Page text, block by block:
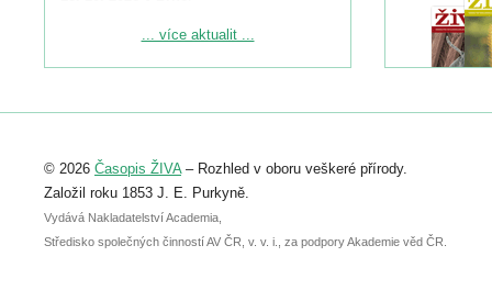
Podrobnější informace ke konferenci
Registrovat se můžete do 6. září.
abstraktu přihlášené přednášky nebo
posteru je už 30. června.
... více aktualit ...
© 2026 Časopis ŽIVA– Rozhled v oboru veškeré přírody.
Založil roku 1853 J. E. Purkyně.
Vydává Nakladatelství Academia,
Středisko společných činností AV ČR, v. v. i., za podpory Akademie věd ČR.